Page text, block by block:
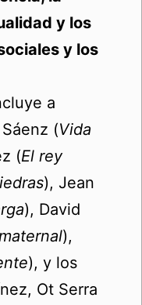
y los
y los
a
(Vida
(El rey
), Jean
), David
),
), y los
Ot Serra